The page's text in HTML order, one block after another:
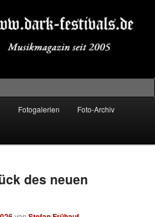
Fotogalerien Foto-Archiv
des neuen